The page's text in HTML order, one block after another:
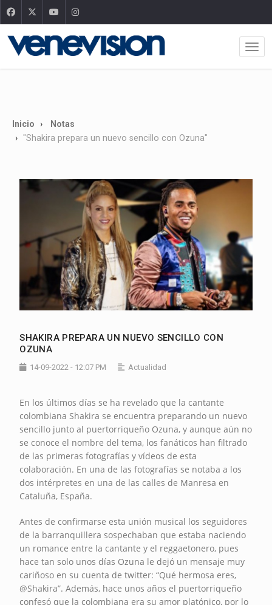
Inicio
Notas
"Shakira prepara un nuevo sencillo con Ozuna"
SHAKIRA PREPARA UN NUEVO SENCILLO CON
OZUNA
14-09-2022 - 12:07 PM Actualidad
En los últimos días se ha revelado que la cantante
colombiana Shakira se encuentra preparando un nuevo
sencillo junto al puertorriqueño Ozuna, y aunque aún no
se conoce el nombre del tema, los fanáticos han filtrado
de las primeras fotografías y vídeos de esta
colaboración. En una de las fotografías se notaba a los
dos intérpretes en una de las calles de Manresa en
Cataluña, España.
Antes de confirmarse esta unión musical los seguidores
de la barranquillera sospechaban que estaba naciendo
un romance entre la cantante y el reggaetonero, pues
hace tan solo unos días Ozuna le dejó un mensaje muy
cariñoso en su cuenta de twitter: “Qué hermosa eres,
@Shakira”. Además, hace unos años el puertorriqueño
confesó que la colombiana era su amor platónico, por lo